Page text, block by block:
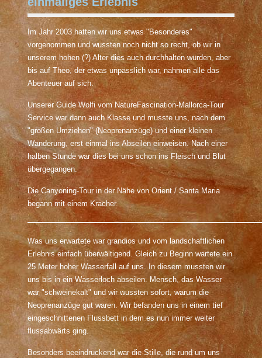
Im Jahr 2003 hatten wir uns etwas "Besonderes"
vorgenommen und wussten noch nicht so recht, ob wir in
unserem hohen (?) Alter dies auch durchhalten würden, aber
bis auf Theo, der etwas unpässlich war, nahmen alle das
Abenteuer auf sich.
Unserer Guide Wolfi vom NatureFascination-Mallorca-Tour
Service war dann auch Klasse und musste uns, nach dem
"großen Umziehen" (Neoprenanzüge) und einer kleinen
Wanderung, erst einmal ins Abseilen einweisen. Nach einer
halben Stunde war dies bei uns schon ins Fleisch und Blut
übergegangen.
Die Canyoning-Tour in der Nähe von Orient / Santa Maria
begann mit einem Kracher.
Was uns erwartete war grandios und vom landschaftlichen
Erlebnis einfach überwältigend. Gleich zu Beginn wartete ein
25 Meter hoher Wasserfall auf uns. In diesem mussten wir
uns bis in ein Wasserloch abseilen. Mensch, das Wasser
war "schweinekalt" und wir wussten sofort, warum die
Neoprenanzüge gut waren. Wir befanden uns in einem tief
eingeschnittenen Flussbett in dem es nun immer weiter
flussabwärts ging.
Besonders beeindruckend war die Stille, die rund um uns